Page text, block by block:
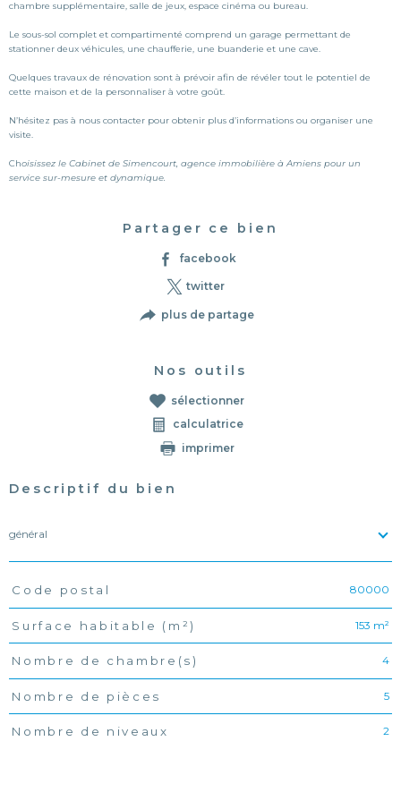
chambre supplémentaire, salle de jeux, espace cinéma ou bureau.
Le sous-sol complet et compartimenté comprend un garage permettant de
stationner deux véhicules, une chaufferie, une buanderie et une cave.
Quelques travaux de rénovation sont à prévoir afin de révéler tout le potentiel de
cette maison et de la personnaliser à votre goût.
N’hésitez pas à nous contacter pour obtenir plus d’informations ou organiser une
visite.
Choisissez le Cabinet de Simencourt, agence immobilière à Amiens pour un
service sur-mesure et dynamique.
Partager ce bien
facebook
twitter
plus de partage
Nos outils
sélectionner
calculatrice
imprimer
Descriptif du bien
général
TRAD_PAMPERO_Caracteristique
Code postal 80000
Surface habitable (m²) 153 m²
Nombre de chambre(s) 4
Nombre de pièces 5
Nombre de niveaux 2